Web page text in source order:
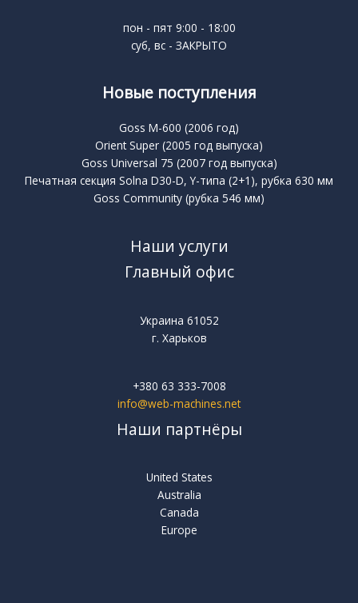
пон - пят 9:00 - 18:00
суб, вс - ЗАКРЫТО
Новые поступления
Goss M-600 (2006 год)
Orient Super (2005 год выпуска)
Goss Universal 75 (2007 год выпуска)
Печатная секция Solna D30-D, Y-типа (2+1), рубка 630 мм
Goss Community (рубка 546 мм)
Наши услуги
Главный офис
Украина 61052
г. Харьков
+380 63 333-7008
info@web-machines.net
Наши партнёры
United States
Australia
Canada
Europe